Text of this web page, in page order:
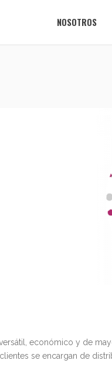
NOSOTROS
económico y de
se encargan de